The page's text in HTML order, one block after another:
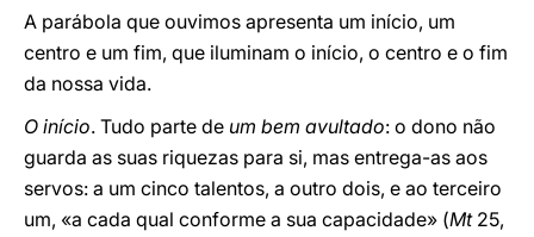
A parábola que ouvimos apresenta um início, um
centro e um fim, que iluminam o início, o centro e o fim
da nossa vida.
O início. Tudo parte de um bem avultado: o dono não
guarda as suas riquezas para si, mas entrega-as aos
servos: a um cinco talentos, a outro dois, e ao terceiro
um, «a cada qual conforme a sua capacidade» (Mt25,